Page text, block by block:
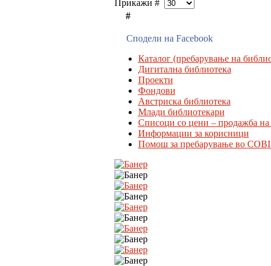
Прикажи #
#
Сподели на Facebook
Каталог (пребарување на
Дигитална библиотека
Проекти
Фондови
Австриска библиотека
Млади библиотекари
Списоци со цени – продажба
Информации за корисници
Помош за пребарување во